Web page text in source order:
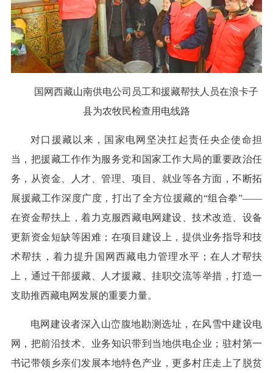
国网西藏山南供电公司员工和援藏帮扶人员在浪卡子
县为农牧民检查用电线路
对口援藏以来，国家电网坚决扛起责任央企使命担
当，把援藏工作作为服务党和国家工作大局的重要政治任
务，从资金、人才、管理、项目、就业等各方面，不断拓
展援藏工作深度广度，打出了全方位援藏的“组合拳”——
在资金帮扶上，着力克服西藏电网建设、技术改造、设备
更新资金短缺等困难；在项目建设上，提供业务指导和技
术帮扶，着力提升国网西藏电力管理水平；在人才帮扶
上，通过干部援藏、人才援藏、挂职交流等举措，打造一
支助推西藏电网发展的重要力量。
电网建设者深入山峦腹地勘测选址，在风雪中建设电
网，把前沿技术、业务知识带到当地供电企业；驻村第一
书记带领乡亲们发展本地特色产业，更多村庄走上了脱贫